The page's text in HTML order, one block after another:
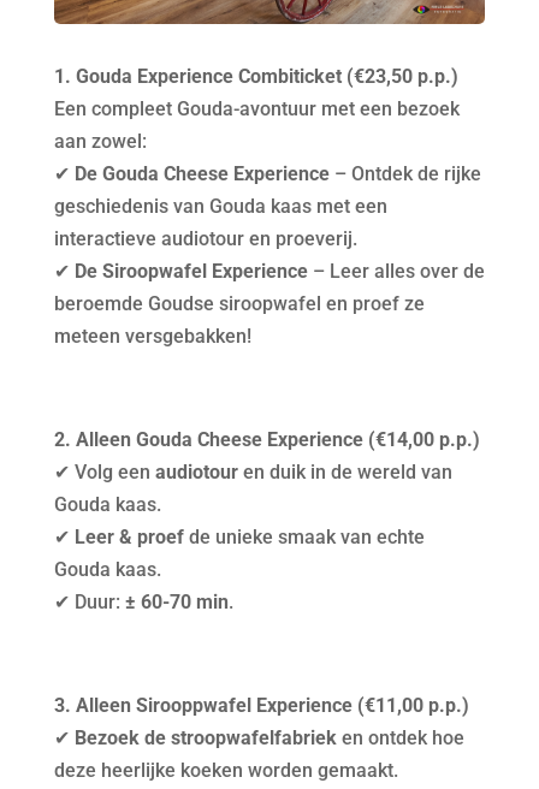
1. Gouda Experience Combiticket (€23,50 p.p.)
Een compleet Gouda-avontuur met een bezoek
aan zowel:
✔ De Gouda Cheese Experience– Ontdek de rijke
geschiedenis van Gouda kaas met een
interactieve audiotour en proeverij.
✔ De Siroopwafel Experience– Leer alles over de
beroemde Goudse siroopwafel en proef ze
meteen versgebakken!
2. Alleen Gouda Cheese Experience (€14,00 p.p.)
✔ Volg een audiotouren duik in de wereld van
Gouda kaas.
✔ Leer & proefde unieke smaak van echte
Gouda kaas.
✔ Duur: ± 60-70 min.
3. Alleen Sirooppwafel Experience (€11,00 p.p.)
✔ Bezoek de stroopwafelfabrieken ontdek hoe
deze heerlijke koeken worden gemaakt.